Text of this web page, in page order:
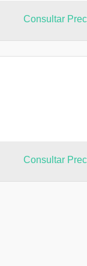
Consultar
Consultar